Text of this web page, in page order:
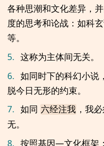
各种思潮和文化差异，
度的思考和论战：如科
等。
5. 这称为主体间无关。
6. 如同时下的科幻小说
脱今日无形的约束。
7. 如同 六经注我 ，我
无。
8. 按照基因—文化框架